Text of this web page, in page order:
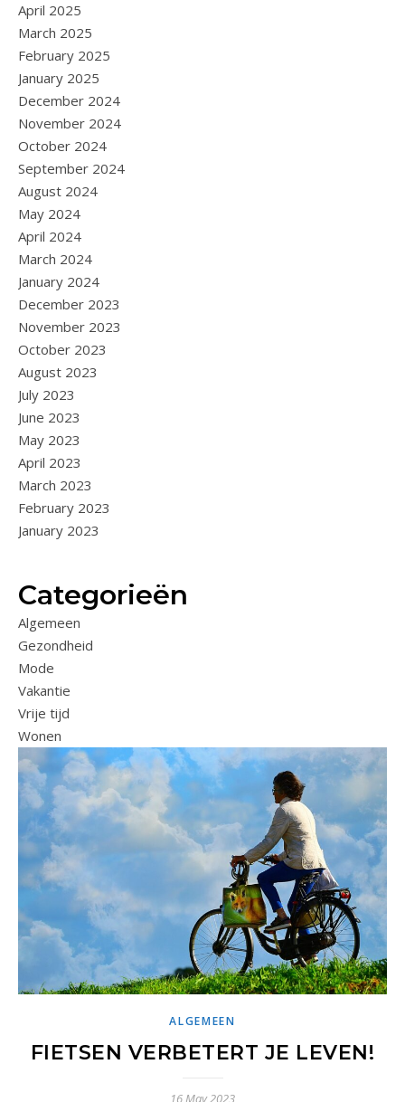
April 2025
March 2025
February 2025
January 2025
December 2024
November 2024
October 2024
September 2024
August 2024
May 2024
April 2024
March 2024
January 2024
December 2023
November 2023
October 2023
August 2023
July 2023
June 2023
May 2023
April 2023
March 2023
February 2023
January 2023
Categorieën
Algemeen
Gezondheid
Mode
Vakantie
Vrije tijd
Wonen
ALGEMEEN
FIETSEN VERBETERT JE LEVEN!
16 May 2023